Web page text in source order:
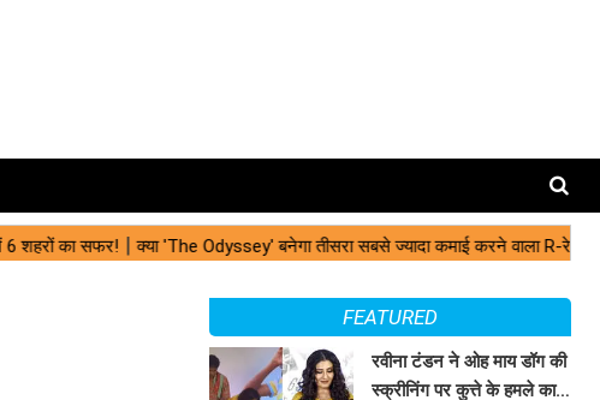
FEATURED
रवीना टंडन ने ओह माय डॉग की
स्क्रीनिंग पर कुत्ते के हमले का